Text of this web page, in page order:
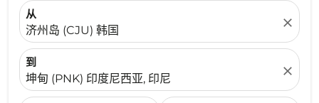
从
济州岛 (CJU) 韩国
close
到
坤甸 (PNK) 印度尼西亚, 印尼
close